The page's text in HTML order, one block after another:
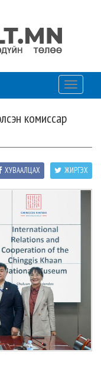
Toggle
комиссар
ЖИРГЭХ
ХУВААЛЦАХ